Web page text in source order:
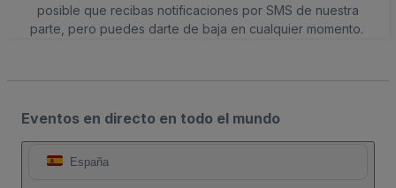
posible que recibas notificaciones por SMS de nuestra
parte, pero puedes darte de baja en cualquier momento.
Eventos en directo en todo el mundo
España